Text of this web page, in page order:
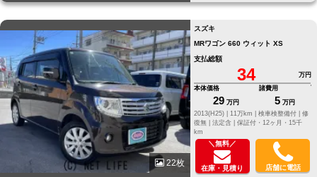
22枚
スズキ
MRワゴン 660 ウィット XS
支払総額
34
万円
本体価格
29 万円
諸費用
5 万円
2013(H25) |
11万km | 検車検整備付 | 修
復無 | 法定含 | 保証付・12ヶ月・15千
km
＼無料／
在庫・見積り 店舗に電話